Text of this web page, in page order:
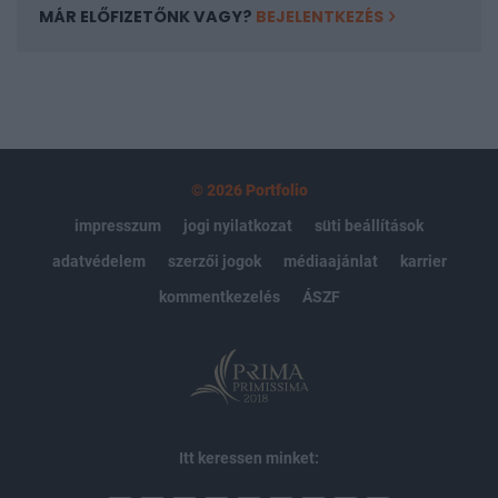
MÁR ELŐFIZETŐNK VAGY? BEJELENTKEZÉS
© 2026 Portfolio
impresszum
jogi nyilatkozat
süti beállítások
adatvédelem
szerzői jogok médiaajánlat
karrier
kommentkezelés
ÁSZF
Itt keressen minket: